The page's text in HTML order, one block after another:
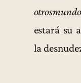
estará su
la